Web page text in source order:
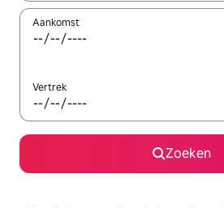
Aankomst
Vertrek
Zoeken